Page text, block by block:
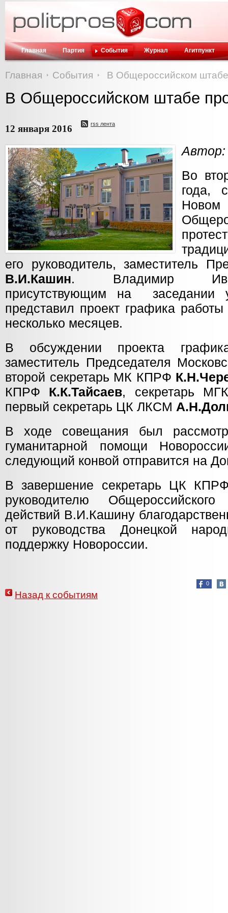
Главная Партия События Журнал Агитпункт
Главная События В Общероссийском
В Общероссийском штабе
12 января 2016 rss лента
Автор:
Во
года,
его руководитель, заместитель
В.И.Кашин. Владимир
присутствующим на заседании
представил проект графика
несколько месяцев.
В обсуждении проекта
заместитель Председателя
второй секретарь МК КПРФ
КПРФ К.К.Тайсаев,
секретарь
первый секретарь ЦК ЛКСМ
В ходе совещания был
гуманитарной помощи
следующий конвой отправится на
В завершение секретарь ЦК
руководителю
действий В.И.Кашину
от руководства Донецкой
поддержку Новороссии.
0
Назад к событиям